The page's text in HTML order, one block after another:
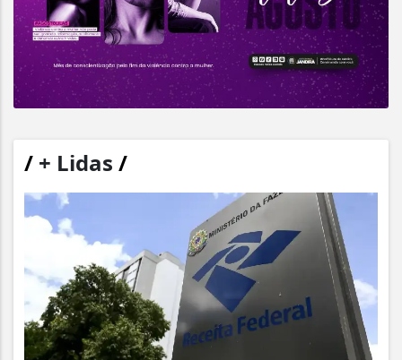
/ + Lidas /